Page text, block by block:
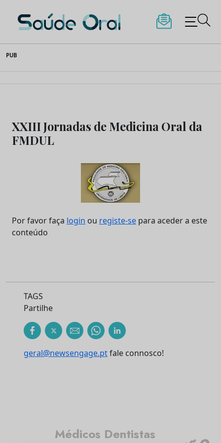
to
content
Saúde Oral
PUB
XXIII Jornadas de Medicina Oral da
FMDUL
Por favor faça login ou registe-se para aceder a este
conteúdo
TAGS
Partilhe
geral@newsengage.ptfale connosco!
Médicos Dentistas